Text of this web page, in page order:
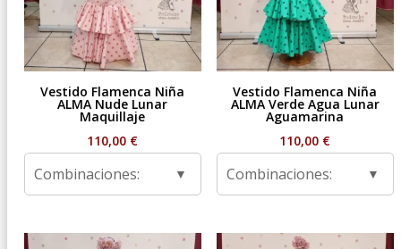
Vestido Flamenca Niña
ALMA Nude Lunar
Maquillaje
110,00 €
Combinaciones:
Vestido Flamenca Niña
ALMA Verde Agua Lunar
Aguamarina
110,00 €
Combinaciones: